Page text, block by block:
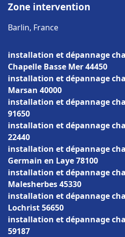
Zone intervention
Barlin, France
installation et dépannage
Chapelle Basse Mer 44450
installation et dépannage
Marsan 40000
installation et dépannage
91650
installation et dépannage
22440
installation et dépannage
Germain en Laye 78100
installation et dépannage
Malesherbes 45330
installation et dépannage
Lochrist 56650
installation et dépannage
59187